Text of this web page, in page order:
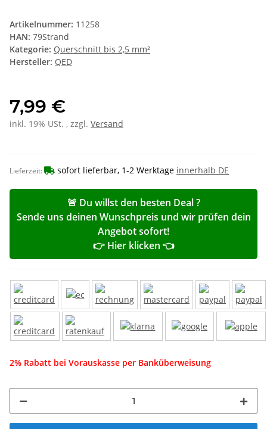
Artikelnummer: 11258
HAN: 79Strand
Kategorie: Querschnitt bis 2,5 mm²
Hersteller: QED
7,99 €
inkl. 19% USt. , zzgl. Versand
Lieferzeit: sofort lieferbar, 1-2 Werktage innerhalb DE
🚨 Du willst den besten Deal ?
Sende uns deinen Wunschpreis und wir prüfen dein
Angebot sofort!
👉 Hier klicken 👈
2% Rabatt bei Vorauskasse per Banküberweisung